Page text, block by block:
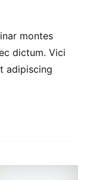
montes
dictum. Vici
adipiscing